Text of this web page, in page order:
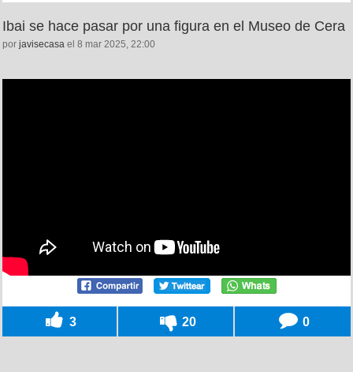
Ibai se hace pasar por una figura en el Museo de Cera
por javisecasa el 8 mar 2025, 22:00
3 20 0